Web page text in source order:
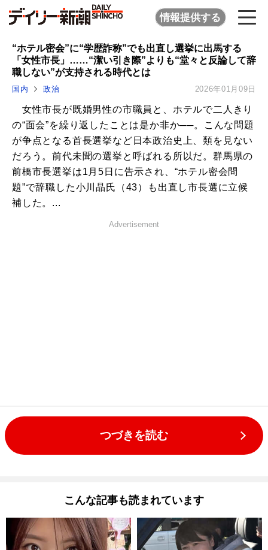
情報提供する
“ホテル密会”に“学歴詐称”でも出直し選挙に出馬する
「女性市長」……“潔い引き際”よりも“堂々と反論して辞
職しない”が支持される時代とは
国内 政治 2026年01月09日
女性市長が既婚男性の市職員と、ホテルで二人きり
の“面会”を繰り返したことは是か非か──。こんな問題
が争点となる首長選挙など日本政治史上、類を見ない
だろう。前代未聞の選挙と呼ばれる所以だ。群馬県の
前橋市長選挙は1月5日に告示され、“ホテル密会問
題”で辞職した小川晶氏（43）も出直し市長選に立候
補した。...
Advertisement
つづきを読む
こんな記事も読まれています